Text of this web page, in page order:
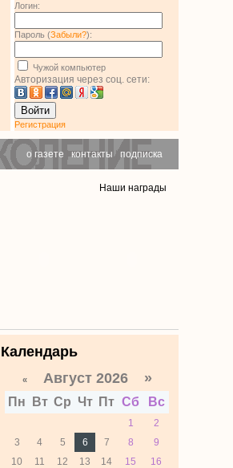
Логин:
Пароль (Забыли?):
Чужой компьютер
Авторизация через соц. сети:
Войти
Регистрация
о газете |контакты| подписка
Наши награды
Календарь
«Август 2026 »
Пн Вт Ср Чт Пт Сб Вс
1
2
3
4 5 6 7 8
9
10
11 12 13 14 15
16